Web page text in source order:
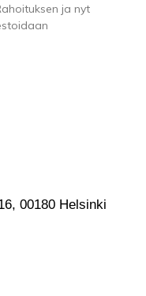
ja nyt
00180 Helsinki